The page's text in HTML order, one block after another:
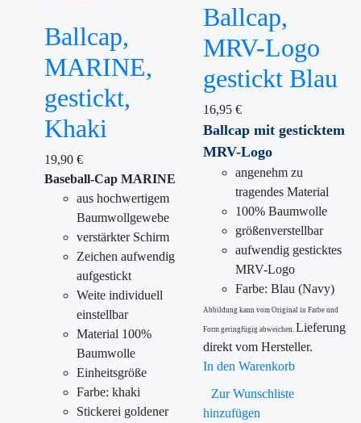
Ballcap,
MARINE,
gestickt,
Khaki
19,90 €
Baseball-Cap MARINE
aus hochwertigem
Baumwollgewebe
verstärkter Schirm
Zeichen aufwendig
aufgestickt
Weite individuell
einstellbar
Material 100%
Baumwolle
Einheitsgröße
Farbe: khaki
Stickerei goldener
Ballcap,
MRV-Logo
gestickt Blau
16,95 €
Ballcap mit gesticktem
MRV-Logo
angenehm zu
tragendes Material
100% Baumwolle
größenverstellbar
aufwendig gesticktes
MRV-Logo
Farbe: Blau (Navy)
Abbildung kann vom Original in Farbe und
Form geringfügig abweichen. Lieferung
direkt vom Hersteller.
In den Warenkorb
Zur Wunschliste
hinzufügen